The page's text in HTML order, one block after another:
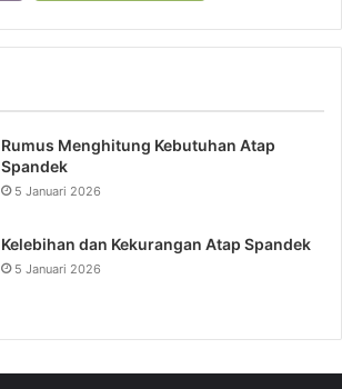
Rumus Menghitung Kebutuhan Atap
Spandek
5 Januari 2026
Kelebihan dan Kekurangan Atap Spandek
5 Januari 2026